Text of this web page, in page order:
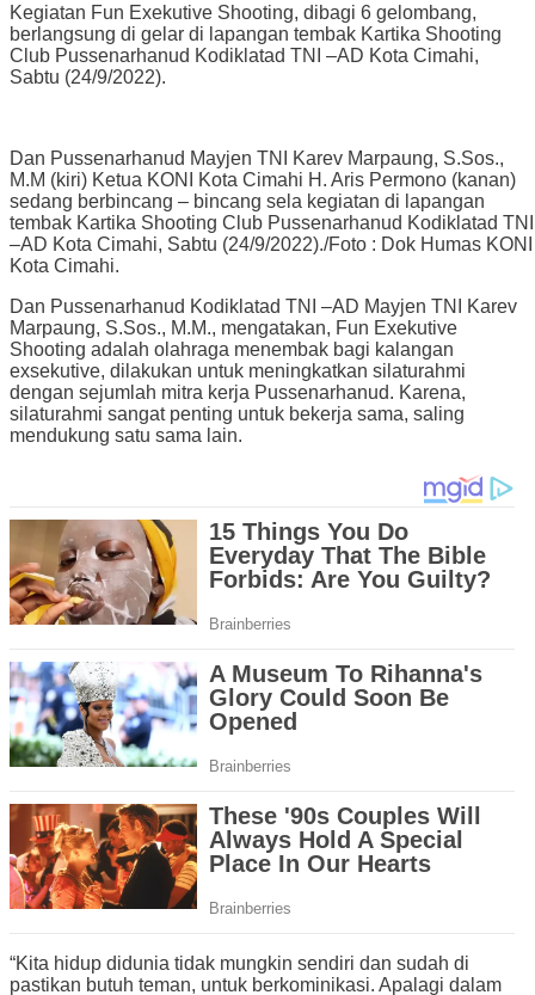
Kegiatan Fun Exekutive Shooting, dibagi 6 gelombang,
berlangsung di gelar di lapangan tembak Kartika Shooting
Club Pussenarhanud Kodiklatad TNI –AD Kota Cimahi,
Sabtu (24/9/2022).
Dan Pussenarhanud Mayjen TNI Karev Marpaung, S.Sos.,
M.M (kiri) Ketua KONI Kota Cimahi H. Aris Permono (kanan)
sedang berbincang – bincang sela kegiatan di lapangan
tembak Kartika Shooting Club Pussenarhanud Kodiklatad TNI
–AD Kota Cimahi, Sabtu (24/9/2022)./Foto : Dok Humas KONI
Kota Cimahi.
Dan Pussenarhanud Kodiklatad TNI –AD Mayjen TNI Karev
Marpaung, S.Sos., M.M., mengatakan, Fun Exekutive
Shooting adalah olahraga menembak bagi kalangan
exsekutive, dilakukan untuk meningkatkan silaturahmi
dengan sejumlah mitra kerja Pussenarhanud. Karena,
silaturahmi sangat penting untuk bekerja sama, saling
mendukung satu sama lain.
“Kita hidup didunia tidak mungkin sendiri dan sudah di
pastikan butuh teman, untuk berkominikasi. Apalagi dalam